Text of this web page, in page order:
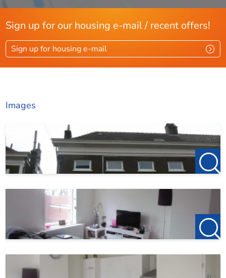
Sign up for our housing e-mail / recent offers!
Sign up for housing e-mail
Images